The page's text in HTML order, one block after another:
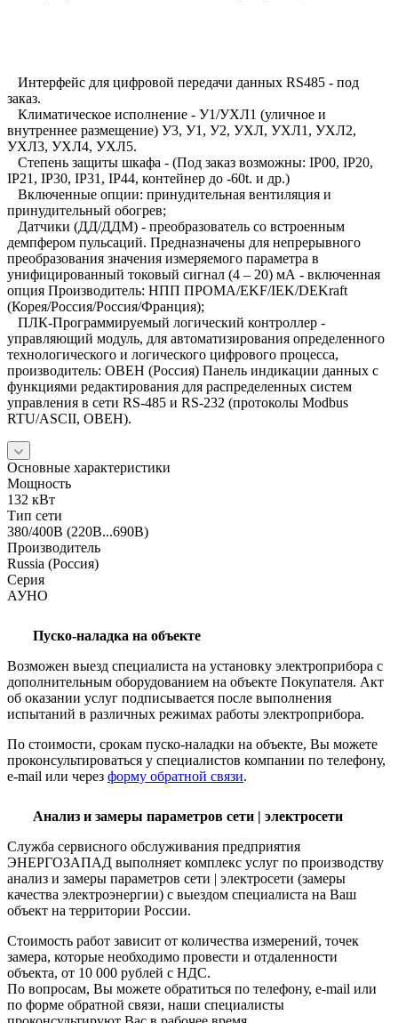
Интерфейс для цифровой передачи данных RS485 - под
заказ.
Климатическое исполнение - У1/УХЛ1 (уличное и
внутреннее размещение) У3, У1, У2, УХЛ, УХЛ1, УХЛ2,
УХЛ3, УХЛ4, УХЛ5.
Степень защиты шкафа - (Под заказ возможны: IP00, IP20,
IP21, IP30, IP31, IP44, контейнер до -60t. и др.)
Включенные опции: принудительная вентиляция и
принудительный обогрев;
Датчики (ДД/ДДМ) - преобразователь со встроенным
демпфером пульсаций. Предназначены для непрерывного
преобразования значения измеряемого параметра в
унифицированный токовый сигнал (4 – 20) мА - включенная
опция Производитель: НПП ПРОМА/EKF/IEK/DEKraft
(Корея/Россия/Россия/Франция);
ПЛК-Программируемый логический контроллер -
управляющий модуль, для автоматизирования определенного
технологического и логического цифрового процесса,
производитель: ОВЕН (Россия) Панель индикации данных с
функциями редактирования для распределенных систем
управления в сети RS-485 и RS-232 (протоколы Modbus
RTU/ASCII, ОВЕН).
Основные характеристики
Мощность
132 кВт
Тип сети
380/400В (220В...690В)
Производитель
Russia (Россия)
Серия
АУНО
Пуско-наладка на объекте
Возможен выезд специалиста на установку электроприбора с
дополнительным оборудованием на объекте Покупателя. Акт
об оказании услуг подписывается после выполнения
испытаний в различных режимах работы электроприбора.
По стоимости, срокам пуско-наладки на объекте, Вы можете
проконсультироваться у специалистов компании по телефону,
e-mail или через форму обратной связи.
Анализ и замеры параметров сети | электросети
Служба сервисного обслуживания предприятия
ЭНЕРГОЗАПАД выполняет комплекс услуг по производству
анализ и замеры параметров сети | электросети (замеры
качества электроэнергии) с выездом специалиста на Ваш
объект на территории России.
Стоимость работ зависит от количества измерений, точек
замера, которые необходимо провести и отдаленности
объекта, от 10 000 рублей с НДС.
По вопросам, Вы можете обратиться по телефону, e-mail или
по форме обратной связи, наши специалисты